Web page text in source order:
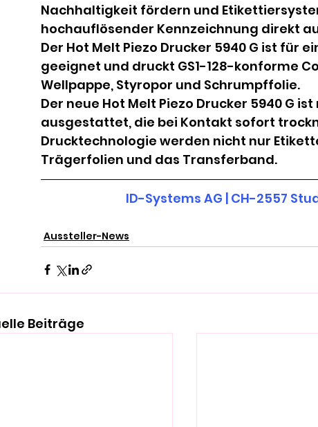
Nachhaltigkeit fördern und
hochauflösender Kennzeichnung direkt
Der Hot Melt Piezo Drucker 5940 G ist für
geeignet und druckt GS1-128-konforme
Wellpappe, Styropor und Schrumpffolie.
Der neue Hot Melt Piezo Drucker 5940 G
ausgestattet, die bei Kontakt sofort
Drucktechnologie werden nicht nur
Trägerfolien und das Transferband.
ID-Systems AG | CH-2557
Aussteller-News
Beiträge